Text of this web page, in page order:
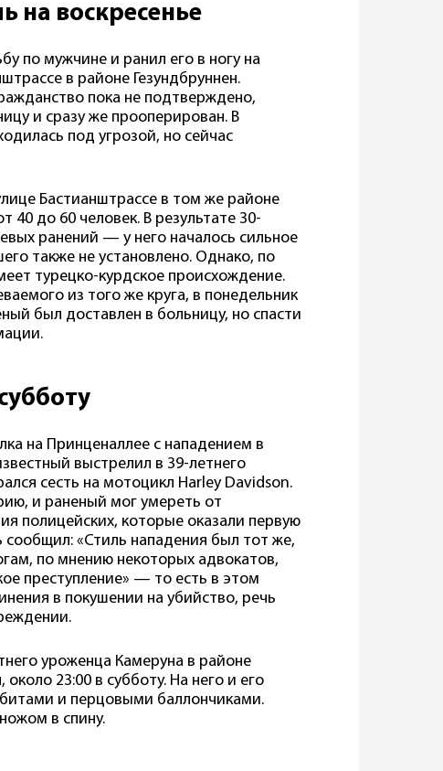
на воскресенье
по мужчине и ранил его в ногу на
в районе Гезундбруннен.
пока не подтверждено,
и сразу же прооперирован. В
под угрозой, но сейчас
Бастианштрассе в том же районе
40 до 60 человек. В результате 30-
ранений — у него началось сильное
также не установлено. Однако, по
турецко-курдское происхождение.
из того же круга, в понедельник
был доставлен в больницу, но спасти
на Принценаллее с нападением в
выстрелил в 39-летнего
сесть на мотоцикл Harley Davidson.
и раненый мог умереть от
полицейских, которые оказали первую
«Стиль нападения был тот же,
по мнению некоторых адвокатов,
преступление» — то есть в этом
в покушении на убийство, речь
уроженца Камеруна в районе
23:00 в субботу. На него и его
и перцовыми баллончиками.
в спину.